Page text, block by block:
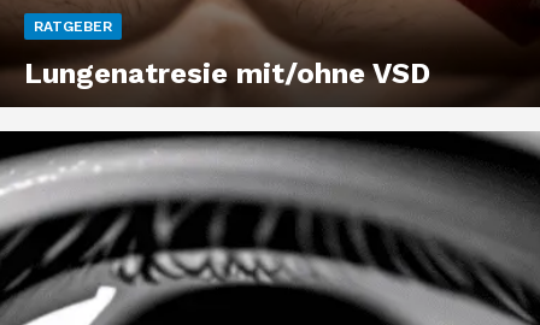
RATGEBER
Lungenatresie mit/ohne VSD